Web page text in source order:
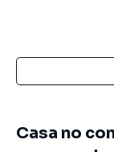
Casa no